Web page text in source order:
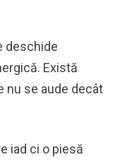
deschide
Există
nu se aude decât
iad ci o piesă